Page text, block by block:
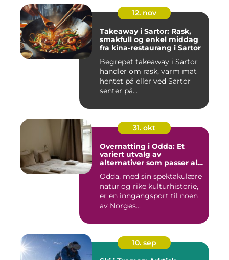
12. nov
Takeaway i Sartor: Rask,
smakfull og enkel middag
fra kina-restaurang i Sartor
Begrepet takeaway i Sartor
handler om rask, varm mat
hentet på eller ved Sartor
senter på...
31. okt
Overnatting i Odda: Et
variert utvalg av
alternativer som passer alle
Odda, med sin spektakulære
natur og rike kulturhistorie,
er en inngangsport til noen
av Norges...
10. sep